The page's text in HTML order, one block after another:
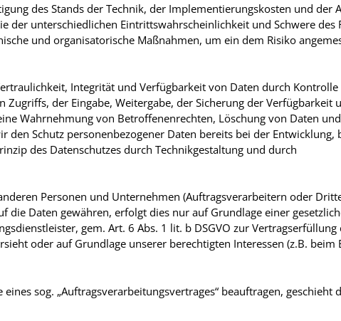
des Stands der Technik, der Implementierungskosten und der
der unterschiedlichen Eintrittswahrscheinlichkeit und Schwere des
und organisatorische Maßnahmen, um ein dem Risiko
Integrität und Verfügbarkeit von Daten durch Kontrolle
Zugriffs, der Eingabe, Weitergabe, der Sicherung der Verfügbarkeit
Wahrnehmung von Betroffenenrechten, Löschung von Daten
Schutz personenbezogener Daten bereits bei der Entwicklung,
des Datenschutzes durch Technikgestaltung und durch
Personen und Unternehmen (Auftragsverarbeitern oder
Daten gewähren, erfolgt dies nur auf Grundlage einer
gem. Art. 6 Abs. 1 lit. b DSGVO zur
oder auf Grundlage unserer berechtigten Interessen (z.B. beim
sog. „Auftragsverarbeitungsvertrages“ beauftragen, geschieht